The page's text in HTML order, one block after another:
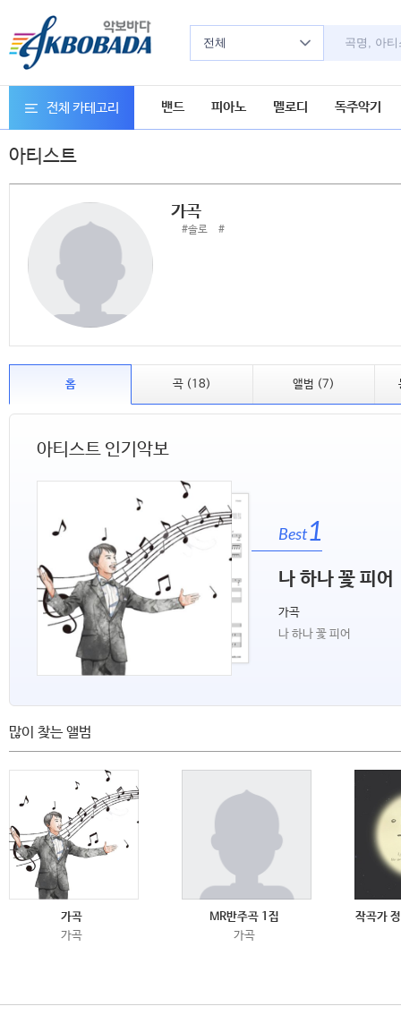
전체
전체 카테고리 밴드 피아노 멜로디 독주악기
아티스트
가곡
#솔로 #
홈 곡 (18) 앨범 (7)
아티스트 인기악보
Best1
나 하나 꽃 피어
가곡
나 하나 꽃 피어
많이 찾는 앨범
가곡
가곡
MR반주곡 1집
가곡
작곡가